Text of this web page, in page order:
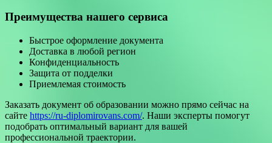
Преимущества нашего сервиса
Быстрое оформление документа
Доставка в любой регион
Конфиденциальность
Защита от подделки
Приемлемая стоимость
Заказать документ об образовании можно прямо сейчас на
сайте https://ru-diplomirovans.com/. Наши эксперты помогут
подобрать оптимальный вариант для вашей
профессиональной траектории.